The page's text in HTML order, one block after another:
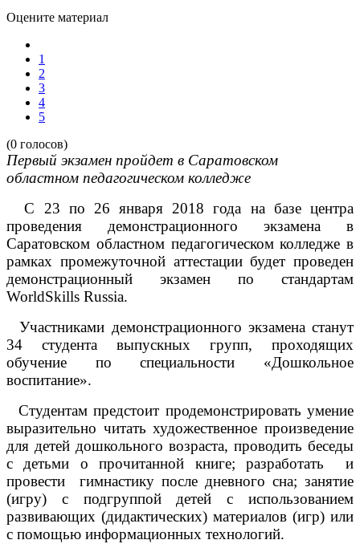
Оцените материал
1
2
3
4
5
(0 голосов)
Первый экзамен пройдет в Саратовском
областном педагогическом колледже
С 23 по 26 января 2018 года на базе центра
проведения демонстрационного экзамена в
Саратовском областном педагогическом колледже в
рамках промежуточной аттестации будет проведен
демонстрационный экзамен по стандартам
WorldSkills Russia.
Участниками демонстрационного экзамена станут
34 студента выпускных групп, проходящих
обучение по специальности «Дошкольное
воспитание».
Студентам предстоит продемонстрировать умение
выразительно читать художественное произведение
для детей дошкольного возраста, проводить беседы
с детьми о прочитанной книге; разработать и
провести гимнастику после дневного сна; занятие
(игру) с подгруппой детей с использованием
развивающих (дидактических) материалов (игр) или
с помощью информационных технологий.